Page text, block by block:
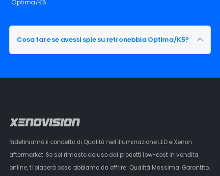
Optima/K5
Cosa fare se avessi spie su retronebbia Optima/K5?
Ridefiniamo il concetto di Qualità nell'illuminazione LED e Xenon
aftermarket. Se sei rimasto deluso dai prodotti low-cost in vendita
online, ti piacerà cosa abbiamo da offrire: Qualità Massima. Garantito.